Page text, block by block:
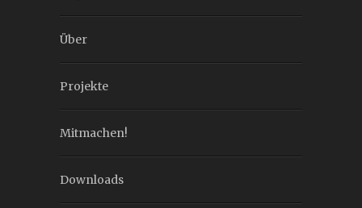
Über
Projekte
Mitmachen!
Downloads